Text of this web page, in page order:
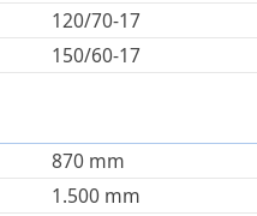
120/70-17
150/60-17
870 mm
1.500 mm